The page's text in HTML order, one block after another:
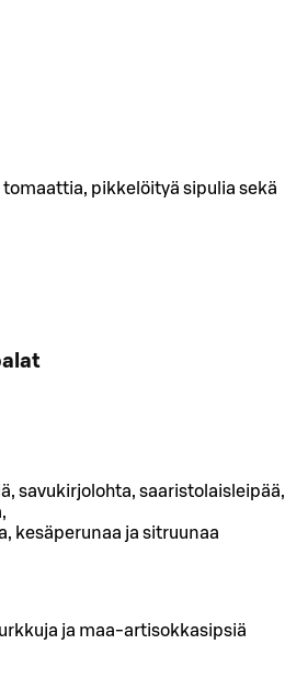
pikkelöityä sipulia sekä
savukirjolohta, saaristolaisleipää,
kesäperunaa ja sitruunaa
ja maa-artisokkasipsiä